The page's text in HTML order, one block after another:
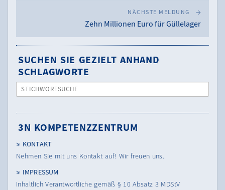
NÄCHSTE MELDUNG
Zehn Millionen Euro für Güllelager
SUCHEN SIE GEZIELT ANHAND
SCHLAGWORTE
STICHWORTSUCHE
3N KOMPETENZZENTRUM
KONTAKT
Nehmen Sie mit uns Kontakt auf! Wir freuen uns.
IMPRESSUM
Inhaltlich Verantwortliche gemäß § 10 Absatz 3 MDStV